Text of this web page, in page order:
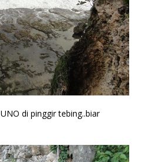
di pinggir tebing..biar